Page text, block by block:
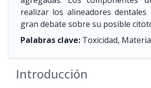
realizar los alineadores
gran debate sobre su posible
Palabras clave: Toxicidad,
Introducción